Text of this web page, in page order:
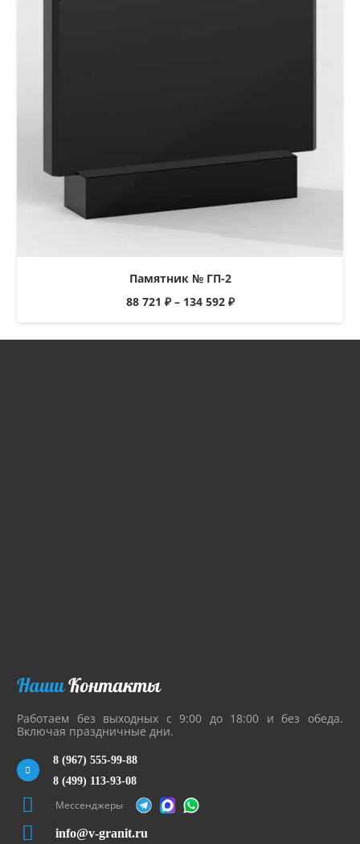
Памятник № ГП-2
88 721 ₽– 134 592 ₽
НашиКонтакты
Работаем без выходных с 9:00 до 18:00 и без обеда.
Включая праздничные дни.
8 (967) 555-99-88
8 (499) 113-93-08
Мессенджеры
info@v-granit.ru